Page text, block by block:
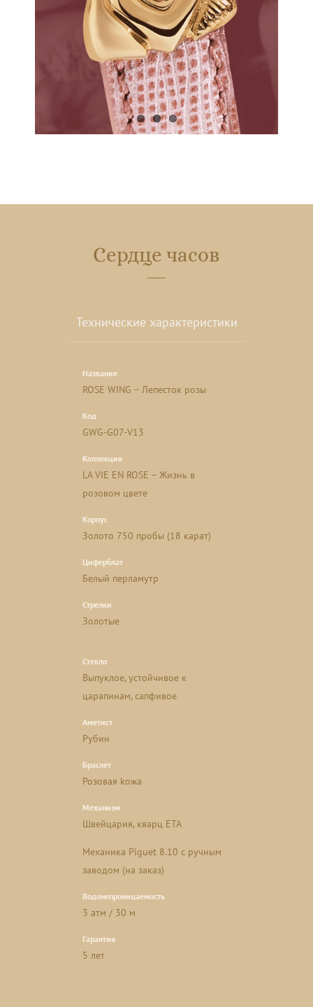
Сердце часов
Технические характеристики
Название
ROSE WING – Лепесток розы
Код
GWG-G07-V13
Коллекция
LA VIE EN ROSE – Жизнь в
розовом цвете
Корпус
Золото 750 пробы (18 карат)
Циферблат
Белый перламутр
Стрелки
Золотые
Стекло
Выпуклое, устойчивое к
царапинам, сапфивое
Аметист
Рубин
Браслет
Розовая kожа
Механизм
Швейцария, кварц ETA
Mеханика Piguet 8.10 с ручным
заводом (на заказ)
Водонепроницаемость
3 атм / 30 м
Гарантия
5 лет